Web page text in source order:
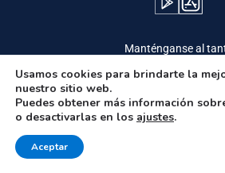
Manténganse al
Usamos cookies para brindarte la
nuestro sitio web.
Puedes obtener más información
o desactivarlas en los ajustes.
Aceptar